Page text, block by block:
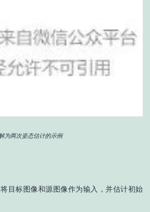
为两次姿态估计的示例
目标图像和源图像作为输入，并估计初始